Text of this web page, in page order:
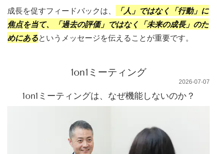
成長を促すフィードバックは、
「人」ではなく「行動」に
焦点を当て、
「過去の評価」ではなく「未来の成長」のた
めにあるというメッセージを伝えることが重要です。
1on1ミーティング
2026-07-07
1on1ミーティングは、なぜ機能しないのか？